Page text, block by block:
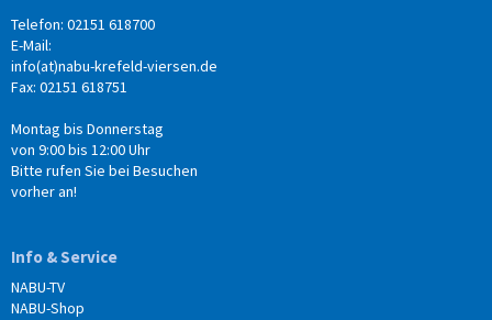
Telefon: 02151 618700
E-Mail:
info(at)nabu-krefeld-viersen.de
Fax: 02151 618751
Montag bis Donnerstag
von 9:00 bis 12:00 Uhr
Bitte rufen Sie bei Besuchen
vorher an!
Info & Service
NABU-TV
NABU-Shop